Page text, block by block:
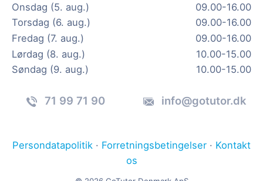
Onsdag (5. aug.)
09.00-16.00
Torsdag (6. aug.)
09.00-16.00
Fredag (7. aug.)
09.00-16.00
Lørdag (8. aug.)
10.00-15.00
Søndag (9. aug.)
10.00-15.00
71 99 71 90 info@gotutor.dk
Persondatapolitik · Forretningsbetingelser · Kontakt
os